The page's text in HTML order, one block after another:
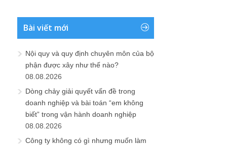
Bài viết mới
Nội quy và quy định chuyên môn của bộ
phận được xây như thế nào?
08.08.2026
Dòng chảy giải quyết vấn đề trong
doanh nghiệp và bài toán “em không
biết” trong vận hành doanh nghiệp
08.08.2026
Công ty không có gì nhưng muốn làm